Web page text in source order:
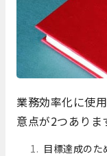
業務効率化に使
意点が2つありま
目標達成のた